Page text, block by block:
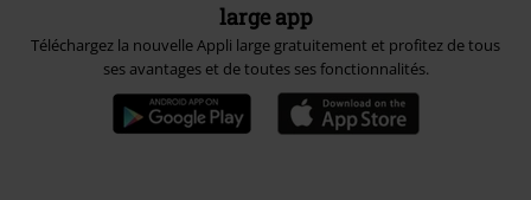
large app
Téléchargez la nouvelle Appli large gratuitement et profitez de tous
ses avantages et de toutes ses fonctionnalités.